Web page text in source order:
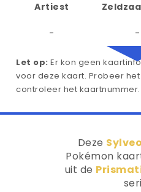
Artiest
- -
Let op: Er kon geen
voor deze kaart. Probeer
controleer het kaartnummer.
Deze
Pokémon
uit de